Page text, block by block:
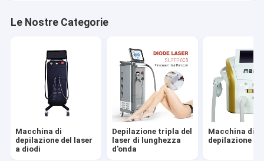
Macchina di scultura del corpo EMS
Attrezzature di radiofrequenza
Macchina di Cryolipolysis
Anti macchine della grinza
Le Nostre Categorie
Macchina di
depilazione del laser
a diodi
Depilazione tripla del
laser di lunghezza
d'onda
Macchina di
depilazione di